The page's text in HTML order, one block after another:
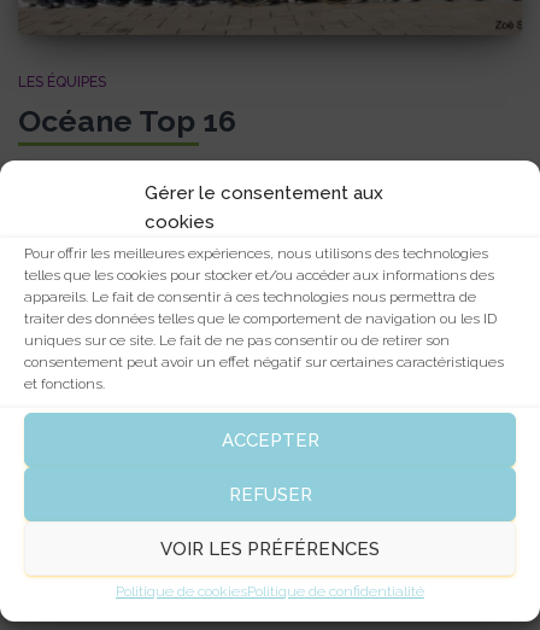
Gérer le consentement aux
cookies
Pour offrir les meilleures expériences, nous utilisons des technologies
telles que les cookies pour stocker et/ou accéder aux informations des
appareils. Le fait de consentir à ces technologies nous permettra de
traiter des données telles que le comportement de navigation ou les ID
uniques sur ce site. Le fait de ne pas consentir ou de retirer son
consentement peut avoir un effet négatif sur certaines caractéristiques
et fonctions.
ACCEPTER
REFUSER
VOIR LES PRÉFÉRENCES
Politique de cookiesPolitique de confidentialité
LES ÉQUIPES
Océane Top 16